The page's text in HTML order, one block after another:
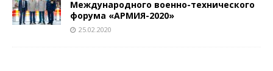
Международного военно-технического
форума «АРМИЯ-2020»
25.02.2020